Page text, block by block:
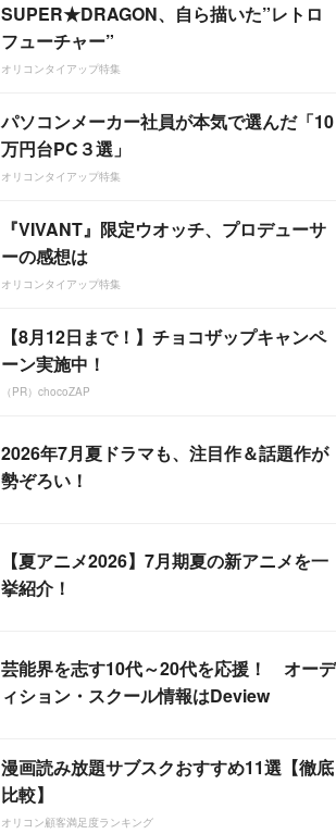
SUPER★DRAGON、自ら描いた”レトロ
フューチャー”
オリコンタイアップ特集
パソコンメーカー社員が本気で選んだ「10
万円台PC３選」
オリコンタイアップ特集
『VIVANT』限定ウオッチ、プロデューサ
ーの感想は
オリコンタイアップ特集
【8月12日まで！】チョコザップキャンペ
ーン実施中！
（PR）chocoZAP
2026年7月夏ドラマも、注目作＆話題作が
勢ぞろい！
【夏アニメ2026】7月期夏の新アニメを一
挙紹介！
芸能界を志す10代～20代を応援！ オーデ
ィション・スクール情報はDeview
漫画読み放題サブスクおすすめ11選【徹底
比較】
オリコン顧客満足度ランキング